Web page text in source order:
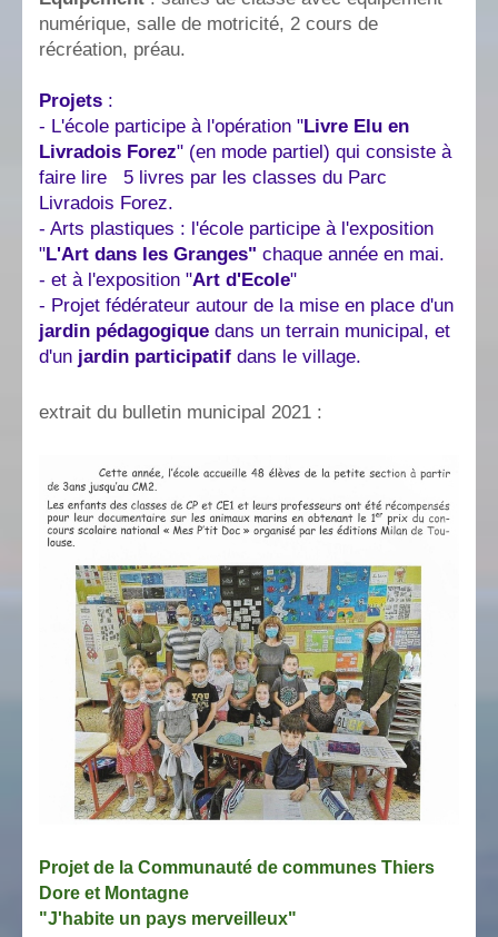
numérique, salle de motricité, 2 cours de
récréation, préau.
Projets :
- L'école participe à l'opération "Livre Elu en
Livradois Forez" (en mode partiel) qui consiste à
faire lire 5 livres par les classes du Parc
Livradois Forez.
- Arts plastiques : l'école participe à l'exposition
"L'Art dans les Granges" chaque année en mai.
- et à l'exposition "Art d'Ecole"
- Projet fédérateur autour de la mise en place d'un
jardin pédagogique dans un terrain municipal, et
d'un jardin participatif dans le village.
extrait du bulletin municipal 2021 :
Projet de la Communauté de communes Thiers
Dore et Montagne
"J'habite un pays merveilleux"